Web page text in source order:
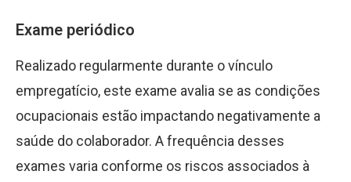
Exame periódico
Realizado regularmente durante o vínculo
empregatício, este exame avalia se as condições
ocupacionais estão impactando negativamente a
saúde do colaborador. A frequência desses
exames varia conforme os riscos associados à